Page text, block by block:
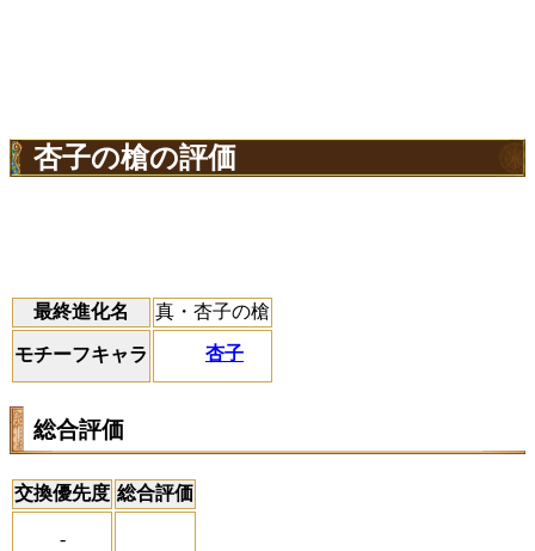
杏子の槍の評価
最終進化名 真・杏子の槍
モチーフキャラ 杏子
総合評価
交換優先度 総合評価
-